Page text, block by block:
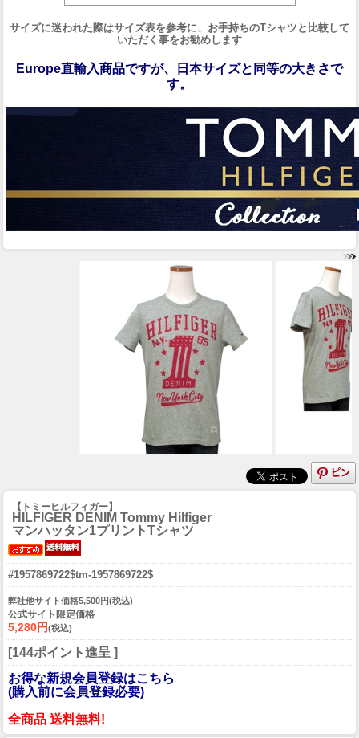
サイズに迷われた際はサイズ表を参考に、お手持ちのTシャツと比較して
いただく事をお勧めします
Europe直輸入商品ですが、日本サイズと同等の大きさで
す。
【トミーヒルフィガー】
HILFIGER DENIM Tommy Hilfiger
マンハッタン1プリントTシャツ
#1957869722$tm-1957869722$
弊社他サイト価格5,500円(税込)
公式サイト限定価格
5,280円(税込)
[144ポイント進呈 ]
お得な新規会員登録はこちら
(購入前に会員登録必要)
全商品 送料無料!